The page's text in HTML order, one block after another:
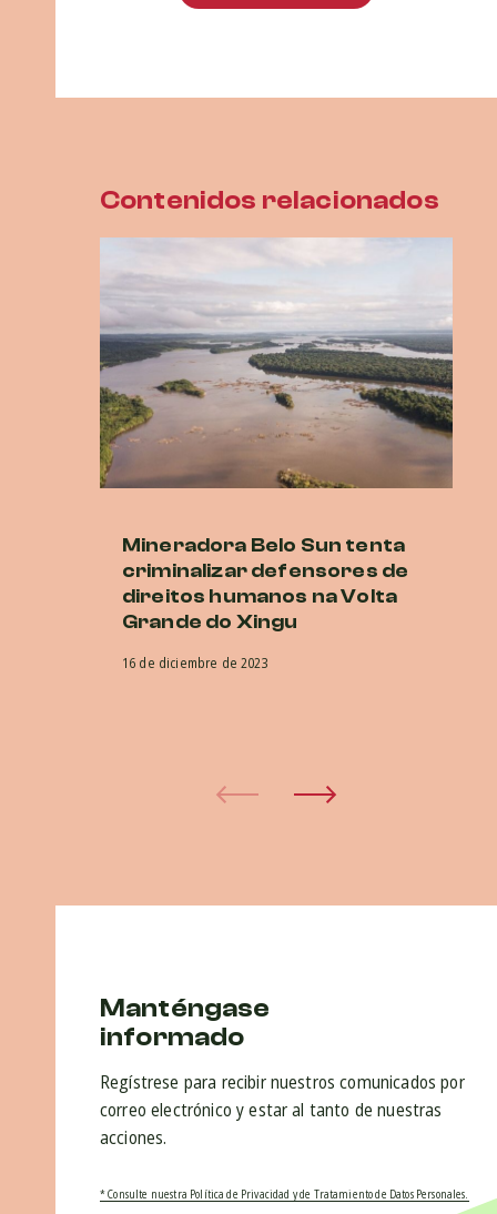
Contenidos relacionados
Mineradora Belo Sun tenta
criminalizar defensores de
direitos humanos na Volta
Grande do Xingu
16 de diciembre de 2023
Manténgase
informado
Regístrese para recibir nuestros comunicados por
correo electrónico y estar al tanto de nuestras
acciones.
* Consulte nuestra Política de Privacidad y de Tratamiento de Datos Personales.